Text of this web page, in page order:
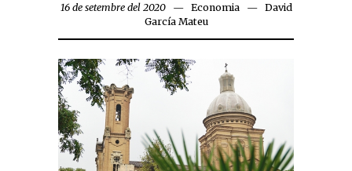
16 de setembre del 2020 Economia
David
García Mateu